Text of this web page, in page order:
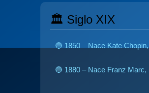
🏛️ Siglo XIX
🔵 1850 – Nace Kate
🔵 1880 – Nace Franz Marc,